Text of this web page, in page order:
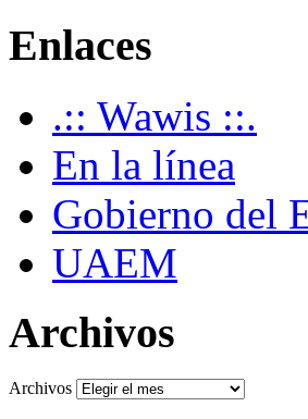
Enlaces
.:: Wawis ::.
En la línea
Gobierno del
UAEM
Archivos
Archivos